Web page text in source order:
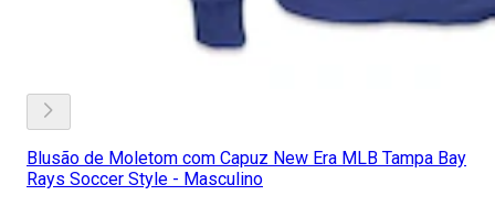
Blusão de Moletom com Capuz New Era MLB Tampa Bay
Rays Soccer Style - Masculino